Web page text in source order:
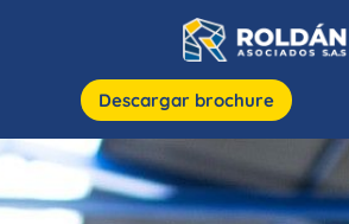
Descargar brochure